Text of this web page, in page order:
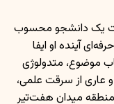
یک دانشجو محسوب
آینده او ایفا
موضوع، متدولوژی
عاری از سرقت علمی،
میدان هفت‌تیر